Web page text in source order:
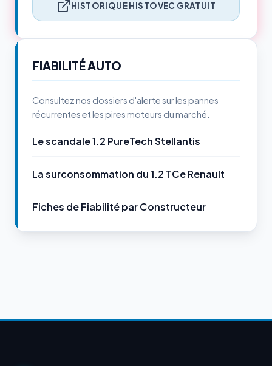
HISTORIQUE HISTOVEC GRATUIT
FIABILITÉ AUTO
Consultez nos dossiers d'alerte sur les pannes
récurrentes et les pires moteurs du marché.
Le scandale 1.2 PureTech Stellantis
La surconsommation du 1.2 TCe Renault
Fiches de Fiabilité par Constructeur